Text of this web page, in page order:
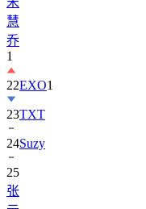
乔
1
22
23TXT
24Suzy
25
张
元
英